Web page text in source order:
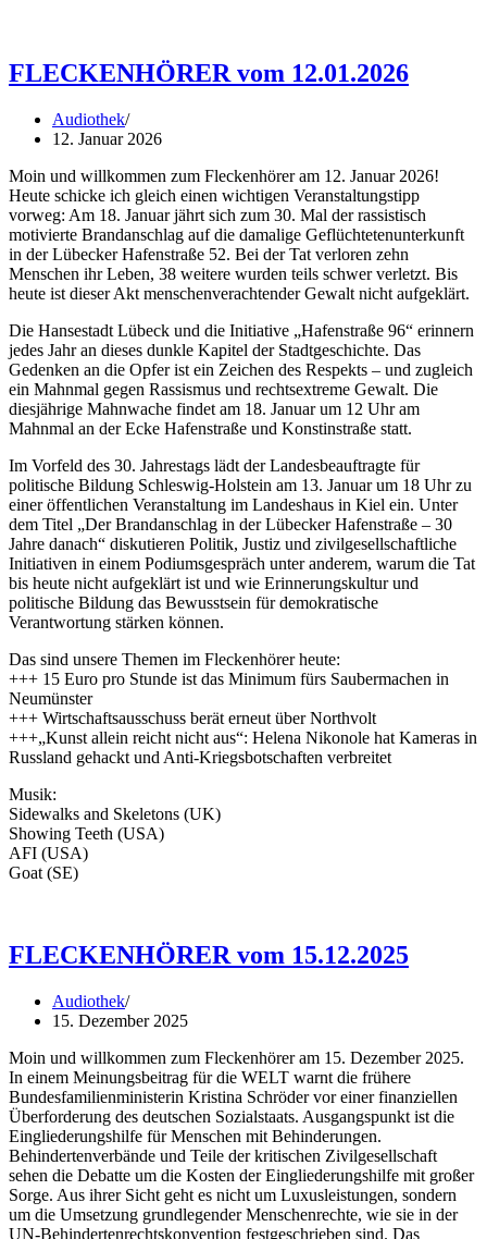
FLECKENHÖRER vom 12.01.2026
Audiothek
12. Januar 2026
Moin und willkommen zum Fleckenhörer am 12. Januar 2026!
Heute schicke ich gleich einen wichtigen Veranstaltungstipp
vorweg: Am 18. Januar jährt sich zum 30. Mal der rassistisch
motivierte Brandanschlag auf die damalige Geflüchtetenunterkunft
in der Lübecker Hafenstraße 52. Bei der Tat verloren zehn
Menschen ihr Leben, 38 weitere wurden teils schwer verletzt. Bis
heute ist dieser Akt menschenverachtender Gewalt nicht aufgeklärt.
Die Hansestadt Lübeck und die Initiative „Hafenstraße 96“ erinnern
jedes Jahr an dieses dunkle Kapitel der Stadtgeschichte. Das
Gedenken an die Opfer ist ein Zeichen des Respekts – und zugleich
ein Mahnmal gegen Rassismus und rechtsextreme Gewalt. Die
diesjährige Mahnwache findet am 18. Januar um 12 Uhr am
Mahnmal an der Ecke Hafenstraße und Konstinstraße statt.
Im Vorfeld des 30. Jahrestags lädt der Landesbeauftragte für
politische Bildung Schleswig-Holstein am 13. Januar um 18 Uhr zu
einer öffentlichen Veranstaltung im Landeshaus in Kiel ein. Unter
dem Titel „Der Brandanschlag in der Lübecker Hafenstraße – 30
Jahre danach“ diskutieren Politik, Justiz und zivilgesellschaftliche
Initiativen in einem Podiumsgespräch unter anderem, warum die Tat
bis heute nicht aufgeklärt ist und wie Erinnerungskultur und
politische Bildung das Bewusstsein für demokratische
Verantwortung stärken können.
Das sind unsere Themen im Fleckenhörer heute:
+++ 15 Euro pro Stunde ist das Minimum fürs Saubermachen in
Neumünster
+++ Wirtschaftsausschuss berät erneut über Northvolt
+++„Kunst allein reicht nicht aus“: Helena Nikonole hat Kameras in
Russland gehackt und Anti-Kriegsbotschaften verbreitet
Musik:
Sidewalks and Skeletons (UK)
Showing Teeth (USA)
AFI (USA)
Goat (SE)
FLECKENHÖRER vom 15.12.2025
Audiothek
15. Dezember 2025
Moin und willkommen zum Fleckenhörer am 15. Dezember 2025.
In einem Meinungsbeitrag für die WELT warnt die frühere
Bundesfamilienministerin Kristina Schröder vor einer finanziellen
Überforderung des deutschen Sozialstaats. Ausgangspunkt ist die
Eingliederungshilfe für Menschen mit Behinderungen.
Behindertenverbände und Teile der kritischen Zivilgesellschaft
sehen die Debatte um die Kosten der Eingliederungshilfe mit großer
Sorge. Aus ihrer Sicht geht es nicht um Luxusleistungen, sondern
um die Umsetzung grundlegender Menschenrechte, wie sie in der
UN-Behindertenrechtskonvention festgeschrieben sind. Das